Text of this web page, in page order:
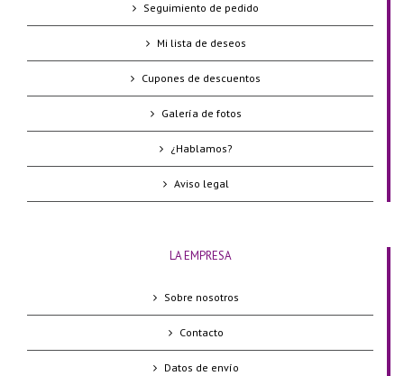
Seguimiento de pedido
Mi lista de deseos
Cupones de descuentos
Galería de fotos
¿Hablamos?
Aviso legal
LA EMPRESA
Sobre nosotros
Contacto
Datos de envío